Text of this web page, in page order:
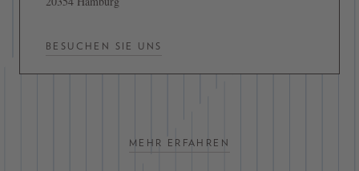
BESUCHEN SIE UNS
MEHR ERFAHREN